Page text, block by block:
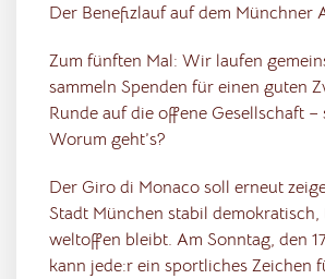
Der Benefizlauf auf dem Münchner
Zum fünften Mal: Wir laufen
sammeln Spenden für einen guten
Runde auf die offene Gesellschaft –
Worum geht’s?
Der Giro di Monaco soll erneut
Stadt München stabil
weltoffen bleibt. Am Sonntag, den
kann jede:r ein sportliches Zeichen